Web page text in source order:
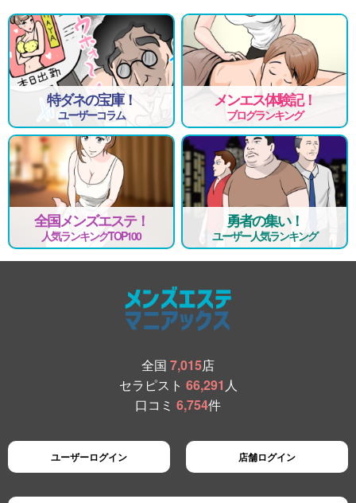
特ダネの宝庫！
ユーザーコラム
メンエス体験記！
ブログランキング
全国メンズエステ！
人気ランキングTOP100
勇者の集い！
ユーザー人気ランキング
全国 7,015店
セラピスト 66,291 人
口コミ 6,754件
ユーザーログイン 店舗ログイン